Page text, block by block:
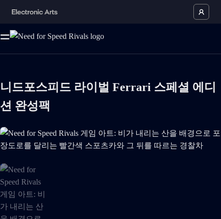
니드포스피드 라이벌 Ferrari 스페셜 에디
션 완성팩
Need for Speed Rivals 게임 아트: 비가 내리는 산을 배경으로